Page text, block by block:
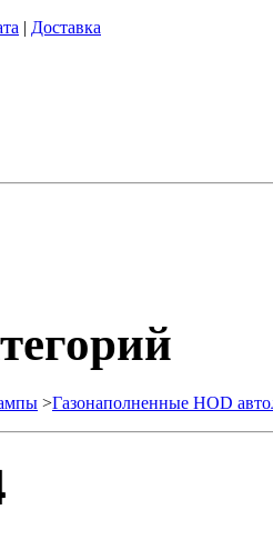
| Доставка
>Газонаполненные HOD